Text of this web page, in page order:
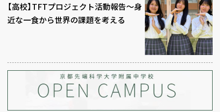
【高校】TFTプロジェクト活動報告～身
近な一食から世界の課題を考える